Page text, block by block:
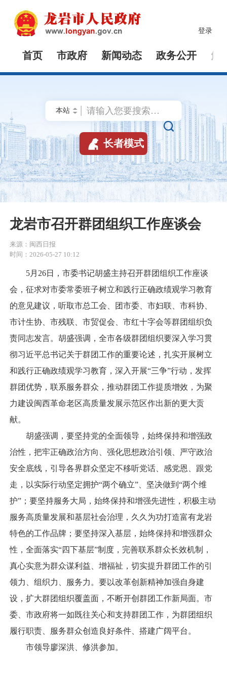
登录
首页 市政府 新闻动态 政务公开 解

 长者模式
龙岩市召开群团组织工作座谈会
来源：闽西日报
时间：2026-05-27 10:12
5月26日，市委书记胡盛主持召开群团组织工作座谈
会，征求对市委常委班子树立和践行正确政绩观学习教育
的意见建议，听取市总工会、团市委、市妇联、市科协、
市计生协、市残联、市贸促会、市红十字会等群团组织负
责同志发言。胡盛强调，全市各级群团组织要深入学习贯
彻习近平总书记关于群团工作的重要论述，扎实开展树立
和践行正确政绩观学习教育，深入开展“三争”行动，发挥
群团优势，联系服务群众，推动群团工作提质增效，为聚
力建设闽西革命老区高质量发展示范区作出新的更大贡
献。
胡盛强调，要坚持党的全面领导，始终保持和增强政
治性，把牢正确政治方向、强化思想政治引领、严守政治
安全底线，引导各界群众坚定不移听党话、感党恩、跟党
走，以实际行动坚定拥护“两个确立”、坚决做到“两个维
护”；要坚持服务大局，始终保持和增强先进性，积极主动
服务高质量发展和基层社会治理，久久为功打造富有龙岩
特色的工作品牌；要坚持深入基层，始终保持和增强群众
性，全面落实“四下基层”制度，完善联系群众长效机制，
真心实意为群众谋利益、增福祉，切实提升群团工作的引
领力、组织力、服务力。要以改革创新精神加强自身建
设，扩大群团组织覆盖面，不断开创群团工作新局面。市
委、市政府将一如既往关心和支持群团工作，为群团组织
履行职责、服务群众创造良好条件、搭建广阔平台。
市领导廖深洪、修洪参加。